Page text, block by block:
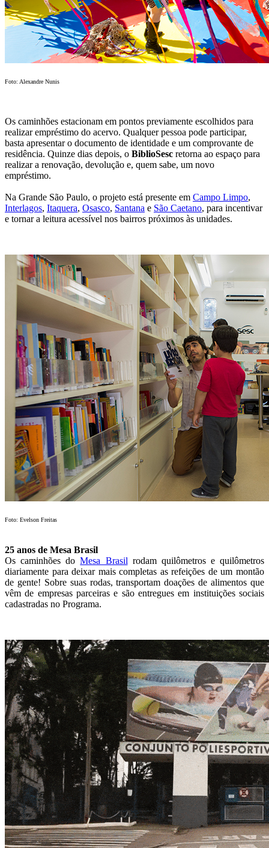
Foto: Alexandre Nunis
Os caminhões estacionam em pontos previamente escolhidos para
realizar empréstimo do acervo. Qualquer pessoa pode participar,
basta apresentar o documento de identidade e um comprovante de
residência. Quinze dias depois, o BiblioSesc retorna ao espaço para
realizar a renovação, devolução e, quem sabe, um novo
empréstimo.
Na Grande São Paulo, o projeto está presente em Campo Limpo,
Interlagos, Itaquera, Osasco, Santana e São Caetano, para incentivar
e tornar a leitura acessível nos bairros próximos às unidades.
Foto: Evelson Freitas
25 anos de Mesa Brasil
Os caminhões doMesa Brasil rodam quilômetros e quilômetros
diariamente para deixar mais completas as refeições de um montão
de gente! Sobre suas rodas, transportam doações de alimentos que
vêm de empresas parceiras e são entregues em instituições sociais
cadastradas no Programa.